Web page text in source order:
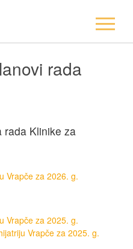
rada
rada Klinike za
Vrapče za 2026. g.
Vrapče za 2025. g.
Vrapče za 2025. g.